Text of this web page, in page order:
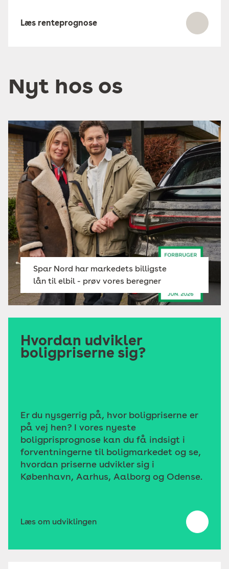
Læs renteprognose
Nyt hos os
Spar Nord har markedets billigste
lån til elbil - prøv vores beregner
Hvordan udvikler
boligpriserne sig?
Er du nysgerrig på, hvor boligpriserne er
på vej hen? I vores nyeste
boligprisprognose kan du få indsigt i
forventningerne til boligmarkedet og se,
hvordan priserne udvikler sig i
København, Aarhus, Aalborg og Odense.
Læs om udviklingen